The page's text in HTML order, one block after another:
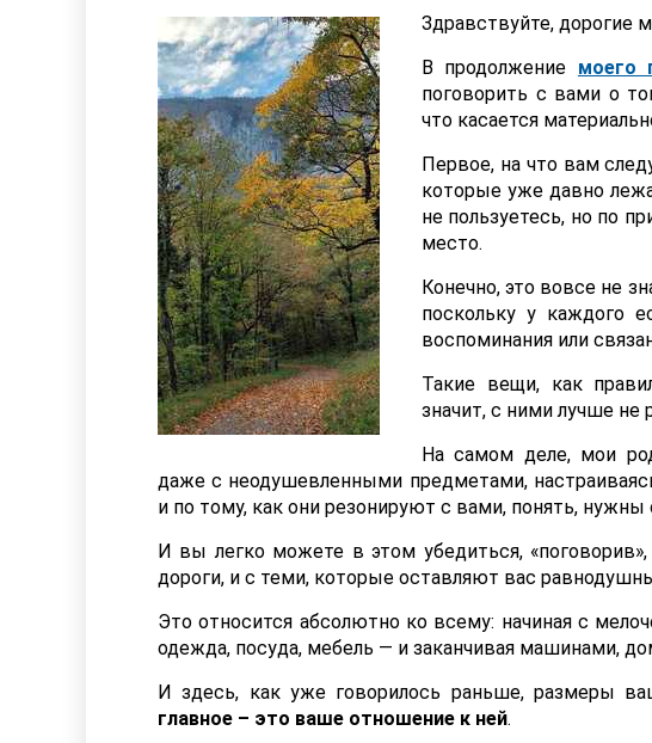
Здравствуйте, дорогие
В продолжение моего
поговорить с вами о
что касается
Первое, на что вам
которые уже давно
не пользуетесь, но по
место.
Конечно, это вовсе не
поскольку у каждого
воспоминания или
Такие вещи, как
значит, с ними лучше не
На самом деле, мои
даже с неодушевленными предметами,
и по тому, как они резонируют с вами, понять, нужны
И вы легко можете в этом убедиться,
дороги, и с теми, которые оставляют вас
Это относится абсолютно ко всему: начиная с
одежда, посуда, мебель — и заканчивая машинами,
И здесь, как уже говорилось раньше, размеры
главное – это ваше отношение к ней.